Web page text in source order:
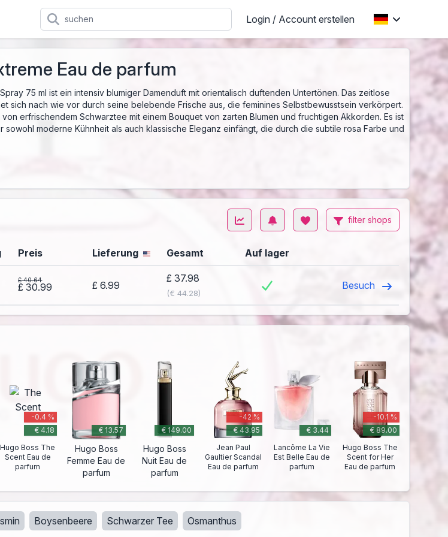
Login / Account erstellen
Eau de parfum
75 ml ist ein intensiv blumiger Damenduft mit orientalisch duftenden Untertönen. Das zeitlose
sich nach wie vor durch seine belebende Frische aus, die feminines Selbstbewusstsein verkörpert.
erfrischendem Schwarztee mit einem Bouquet von zarten Blumen und fruchtigen Akkorden. Es ist
moderne Kühnheit als auch klassische Eleganz einfängt, die durch die subtile rosa Farbe und
filter shops
Preis Lieferung Gesamt Auf lager
£ 40.64
£ 30.99 £ 6.99
£ 37.98
(€ 44.28)
Besuch
-0.4 %
€ 4.18
Hugo Boss The
Scent Eau de
parfum
€ 13.57
Hugo Boss
Femme Eau de
parfum
€ 149.00
Hugo Boss
Nuit Eau de
parfum
-42 %
€ 43.95
Jean Paul
Gaultier Scandal
Eau de parfum
€ 3.44
Lancôme La Vie
Est Belle Eau de
parfum
-10.1 %
€ 89.00
Hugo Boss The
Scent for Her
Eau de parfum
Boysenbeere Schwarzer Tee Osmanthus